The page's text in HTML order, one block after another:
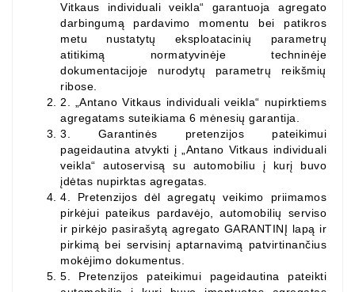
Vitkaus individuali veikla“ garantuoja agregato
darbingumą pardavimo momentu bei patikros
metu nustatytų eksploatacinių parametrų
atitikimą normatyvinėje techninėje
dokumentacijoje nurodytų parametrų reikšmių
ribose.
2. „Antano Vitkaus individuali veikla“ nupirktiems
agregatams suteikiama 6 mėnesių garantija.
3. Garantinės pretenzijos pateikimui
pageidautina atvykti į „Antano Vitkaus individuali
veikla“ autoservisą su automobiliu į kurį buvo
įdėtas nupirktas agregatas.
4. Pretenzijos dėl agregatų veikimo priimamos
pirkėjui pateikus pardavėjo, automobilių serviso
ir pirkėjo pasirašytą agregato GARANTINĮ lapą ir
pirkimą bei servisinį aptarnavimą patvirtinančius
mokėjimo dokumentus.
5. Pretenzijos pateikimui pageidautina pateikti